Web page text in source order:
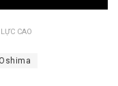
CAO
Oshima